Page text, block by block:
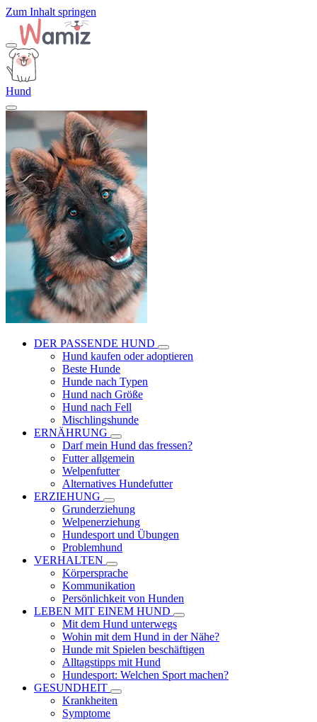
Zum Inhalt springen
Hund
DER PASSENDE HUND
Hund kaufen oder adoptieren
Beste Hunde
Hunde nach Typen
Hund nach Größe
Hund nach Fell
Mischlingshunde
ERNÄHRUNG
Darf mein Hund das fressen?
Futter allgemein
Welpenfutter
Alternatives Hundefutter
ERZIEHUNG
Grunderziehung
Welpenerziehung
Hundesport und Übungen
Problemhund
VERHALTEN
Körpersprache
Kommunikation
Persönlichkeit von Hunden
LEBEN MIT EINEM HUND
Mit dem Hund unterwegs
Wohin mit dem Hund in der Nähe?
Hunde mit Spielen beschäftigen
Alltagstipps mit Hund
Hundesport: Welchen Sport machen?
GESUNDHEIT
Krankheiten
Symptome